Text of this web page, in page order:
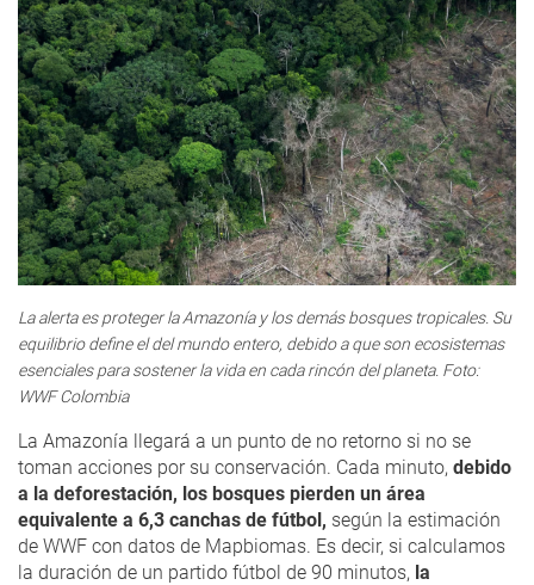
La alerta es proteger la Amazonía y los demás bosques tropicales. Su
equilibrio define el del mundo entero, debido a que son ecosistemas
esenciales para sostener la vida en cada rincón del planeta. Foto:
WWF Colombia
La Amazonía llegará a un punto de no retorno si no se
toman acciones por su conservación. Cada minuto, debido
a la deforestación, los bosques pierden un área
equivalente a 6,3 canchas de fútbol, según la estimación
de WWF con datos de Mapbiomas. Es decir, si calculamos
la duración de un partido fútbol de 90 minutos, la